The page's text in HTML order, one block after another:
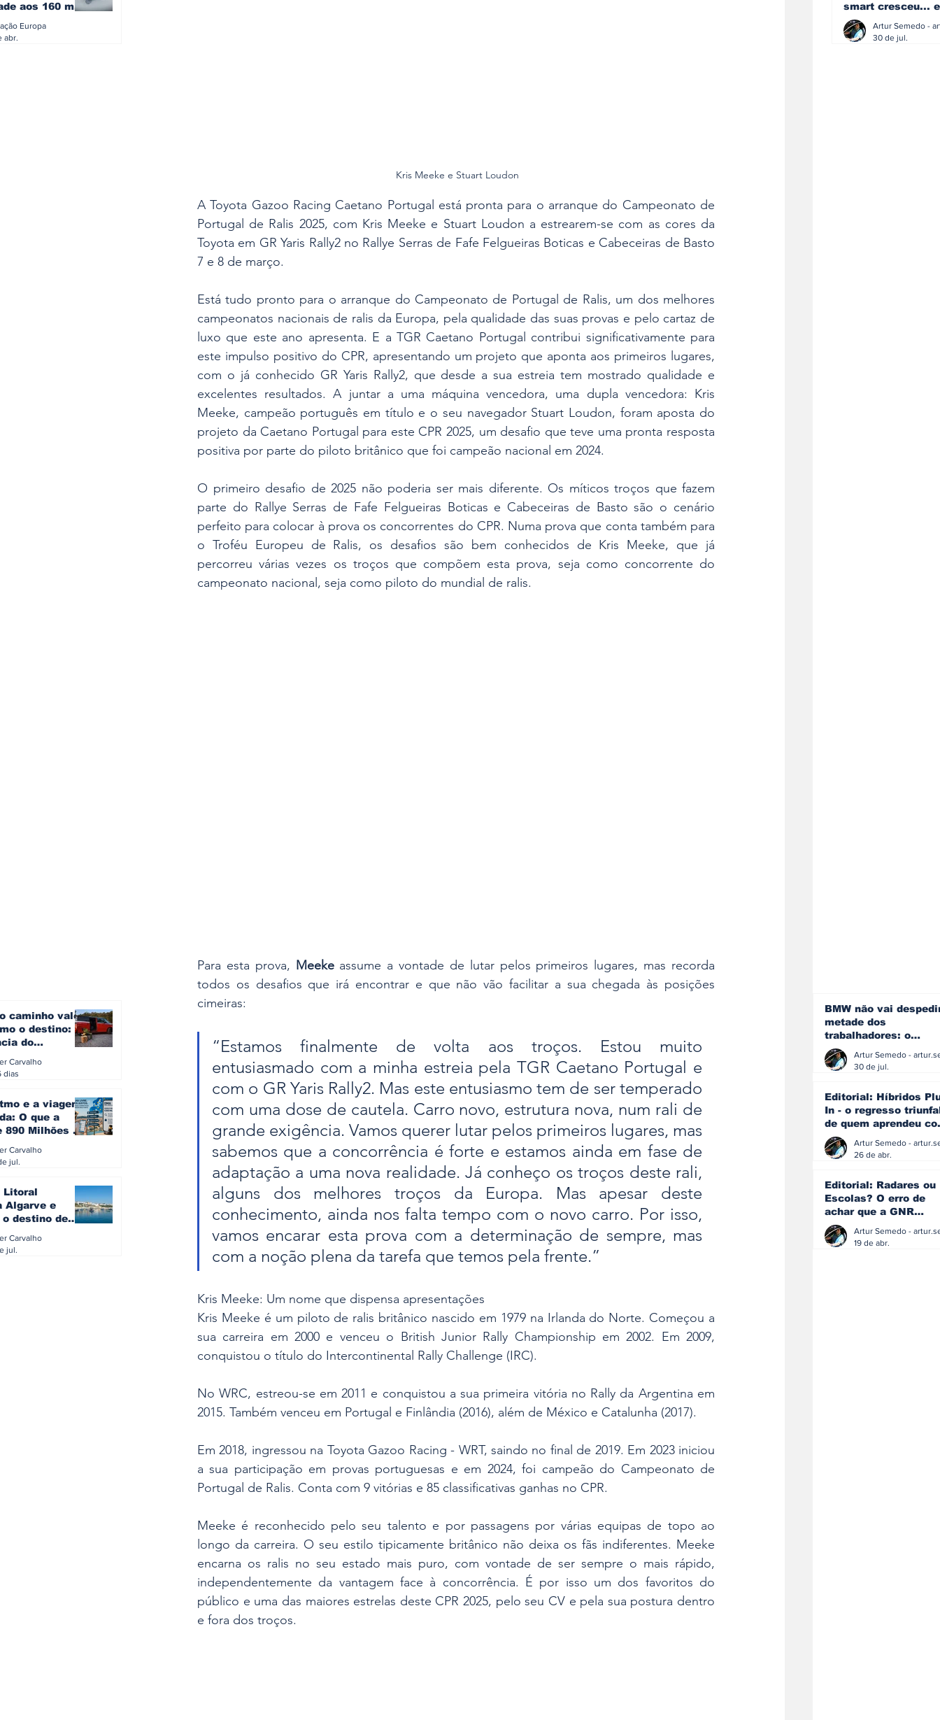
aos 160 mil
Europa
abr.
Kris Meeke e Stuart Loudon
A Toyota Gazoo Racing Caetano Portugal está pronta para o arranque do Campeonato de
Portugal de Ralis 2025, com Kris Meeke e Stuart Loudon a estrearem-se com as cores da
Toyota em GR Yaris Rally2 no Rallye Serras de Fafe Felgueiras Boticas e Cabeceiras de Basto
7 e 8 de março.
Está tudo pronto para o arranque do Campeonato de Portugal de Ralis, um dos melhores
campeonatos nacionais de ralis da Europa, pela qualidade das suas provas e pelo cartaz de
luxo que este ano apresenta. E a TGR Caetano Portugal contribui significativamente para
este impulso positivo do CPR, apresentando um projeto que aponta aos primeiros lugares,
com o já conhecido GR Yaris Rally2, que desde a sua estreia tem mostrado qualidade e
excelentes resultados. A juntar a uma máquina vencedora, uma dupla vencedora: Kris
Meeke, campeão português em título e o seu navegador Stuart Loudon, foram aposta do
projeto da Caetano Portugal para este CPR 2025, um desafio que teve uma pronta resposta
positiva por parte do piloto britânico que foi campeão nacional em 2024.
O primeiro desafio de 2025 não poderia ser mais diferente. Os míticos troços que fazem
parte do Rallye Serras de Fafe Felgueiras Boticas e Cabeceiras de Basto são o cenário
perfeito para colocar à prova os concorrentes do CPR. Numa prova que conta também para
o Troféu Europeu de Ralis, os desafios são bem conhecidos de Kris Meeke, que já
percorreu várias vezes os troços que compõem esta prova, seja como concorrente do
campeonato nacional, seja como piloto do mundial de ralis.
Para esta prova, Meeke assume a vontade de lutar pelos primeiros lugares, mas recorda
todos os desafios que irá encontrar e que não vão facilitar a sua chegada às posições
cimeiras:
“Estamos finalmente de volta aos troços. Estou muito
entusiasmado com a minha estreia pela TGR Caetano Portugal e
com o GR Yaris Rally2. Mas este entusiasmo tem de ser temperado
com uma dose de cautela. Carro novo, estrutura nova, num rali de
grande exigência. Vamos querer lutar pelos primeiros lugares, mas
sabemos que a concorrência é forte e estamos ainda em fase de
adaptação a uma nova realidade. Já conheço os troços deste rali,
alguns dos melhores troços da Europa. Mas apesar deste
conhecimento, ainda nos falta tempo com o novo carro. Por isso,
vamos encarar esta prova com a determinação de sempre, mas
com a noção plena da tarefa que temos pela frente.”
Kris Meeke: Um nome que dispensa apresentações
Kris Meeke é um piloto de ralis britânico nascido em 1979 na Irlanda do Norte. Começou a
sua carreira em 2000 e venceu o British Junior Rally Championship em 2002. Em 2009,
conquistou o título do Intercontinental Rally Challenge (IRC).
No WRC, estreou-se em 2011 e conquistou a sua primeira vitória no Rally da Argentina em
2015. Também venceu em Portugal e Finlândia (2016), além de México e Catalunha (2017).
Em 2018, ingressou na Toyota Gazoo Racing - WRT, saindo no final de 2019. Em 2023 iniciou
a sua participação em provas portuguesas e em 2024, foi campeão do Campeonato de
Portugal de Ralis. Conta com 9 vitórias e 85 classificativas ganhas no CPR.
Meeke é reconhecido pelo seu talento e por passagens por várias equipas de topo ao
longo da carreira. O seu estilo tipicamente britânico não deixa os fãs indiferentes. Meeke
encarna os ralis no seu estado mais puro, com vontade de ser sempre o mais rápido,
independentemente da vantagem face à concorrência. É por isso um dos favoritos do
público e uma das maiores estrelas deste CPR 2025, pelo seu CV e pela sua postura dentro
e fora dos troços.
caminho vale
o destino: a
do
europeu
Carvalho
dias
e a viagem
O que a
890 Milhões à
do turista na
Carvalho
jul.
Litoral
Algarve e
o destino de
Carvalho
jul.
smart cresceu... e
amadureceu
30 de jul.
BMW não vai
metade dos
trabalhadores: o
problema é o
que muitos decidiram
30 de jul.
Editorial: Híbridos
In - o regresso
de quem aprendeu
os erros do passado
26 de abr.
Editorial: Radares ou
Escolas? O erro de
achar que a GNR
resolve o que a
educação falhou
19 de abr.